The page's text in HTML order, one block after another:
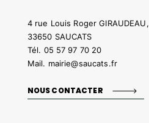
4 rue Louis Roger GIRAUDEAU,
33650 SAUCATS
Tél. 05 57 97 70 20
Mail. mairie@saucats.fr
NOUS CONTACTER